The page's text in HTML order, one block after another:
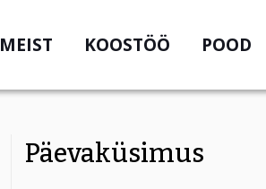
MEIST KOOSTÖÖ POOD
Päevaküsimus